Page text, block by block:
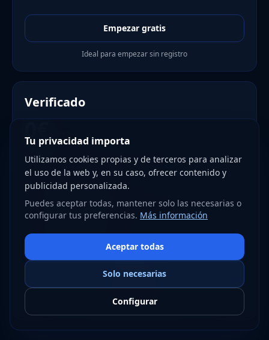
Empezar gratis
Ideal para empezar sin registro
Verificado
0€
Registrate y obtén más consultas gratis
✓Registro en segundos
✓3 Análisis de documentos gratis al mes
✓5 Vigilias gratis al mes
✓
Empezar
Más capacidad antes de pasar a pago
Tu privacidad importa
Utilizamos cookies propias y de terceros para analizar
el uso de la web y, en su caso, ofrecer contenido y
publicidad personalizada.
Puedes aceptar todas, mantener solo las necesarias o
configurar tus preferencias. Más información
Aceptar todas
Solo necesarias
Configurar